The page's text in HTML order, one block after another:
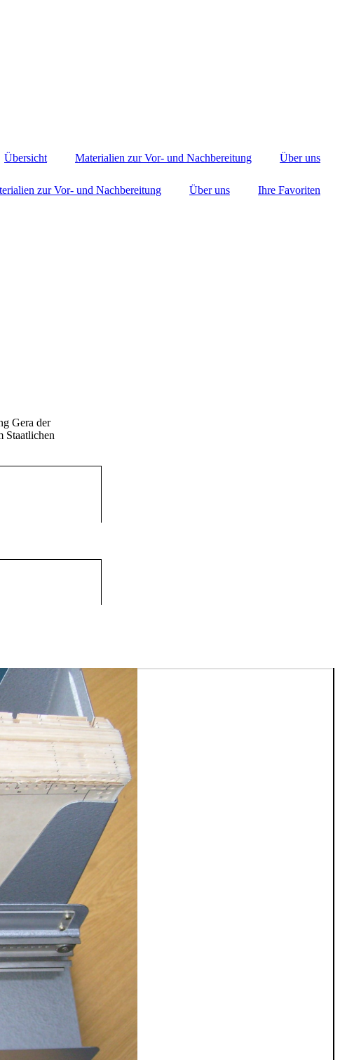
Übersicht Materialien zur Vor- und Nachbereitung Über uns
zur Vor- und Nachbereitung Über uns
Ihre Favoriten
Gera der
Staatlichen